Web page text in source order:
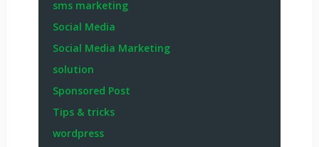
sms marketing
Social Media
Social Media Marketing
solution
Sponsored Post
Tips & tricks
wordpress